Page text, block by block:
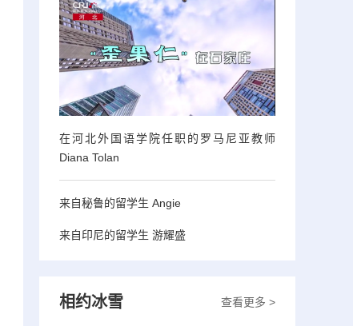
在河北外国语学院任职的罗马尼亚教师
Diana Tolan
来自秘鲁的留学生 Angie
来自印尼的留学生 游耀盛
查看更多 >
相约冰雪